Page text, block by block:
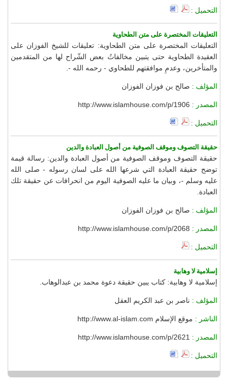
التحميل :
التعليقات المختصرة على متن الطحاوية
التعليقات المختصرة على متن الطحاوية: تعليقات للشيخ الفوزان على
العقيدة الطحاوية حتى يتبين مخالفاتُ بعض الشّراح لها من المتقدمين
والمتأخرين، وعدمِ موافقتهم للطحاوي - رحمه الله -.
المؤلف : صالح بن فوزان الفوزان
المصدر : http://www.islamhouse.com/p/1906
التحميل :
حقيقة التصوف وموقف الصوفية من أصول العبادة والدين
حقيقة التصوف وموقف الصوفية من أصول العبادة والدين: رسالة قيمة
توضح حقيقة العبادة التي شرعها الله على لسان رسوله - صلى الله
عليه وسلم -، وبيان ما عليه الصوفية اليوم من انحرافات عن حقيقة تلك
العبادة.
المؤلف : صالح بن فوزان الفوزان
المصدر : http://www.islamhouse.com/p/2068
التحميل :
إسلامية لا وهابية
إسلامية لا وهابية: كتاب يبين حقيقة دعوة محمد بن عبدالوهاب.
المؤلف : ناصر بن عبد الكريم العقل
الناشر : موقع الإسلام http://www.al-islam.com
المصدر : http://www.islamhouse.com/p/2621
التحميل :